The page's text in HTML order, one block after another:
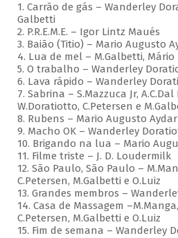
1. Carrão de gás – Wanderley
Galbetti
2. P.R.E.M.E. – Igor Lintz Maués
3. Baião (Titio) – Mario Augusto
4. Lua de mel – M.Galbetti,
5. O trabalho – Wanderley
6. Lava rápido – Wanderley
7. Sabrina – S.Mazzuca Jr,
W.Doratiotto, C.Petersen e
8. Rubens – Mario Augusto Aydar
9. Macho OK – Wanderley
10. Brigando na lua – Mario
11. Filme triste – J. D. Loudermilk
12. São Paulo, São Paulo –
C.Petersen, M.Galbetti e O.Luiz
13. Grandes membros –
14. Casa de Massagem
C.Petersen, M.Galbetti e O.Luiz
15. Fim de semana – Wanderley